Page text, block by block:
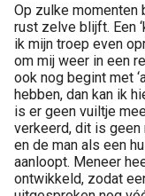
Op zulke momenten
rust zelve blijft. Een
ik mijn troep even
om mij weer in een
ook nog begint met
hebben, dan kan ik
is er geen vuiltje
verkeerd, dit is geen
en de man als een
aanloopt. Meneer
ontwikkeld, zodat